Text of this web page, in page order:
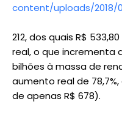
content/uploads/
212, dos quais R$
real, o que incrementa
bilhões à massa de
aumento real de
de apenas R$ 678).